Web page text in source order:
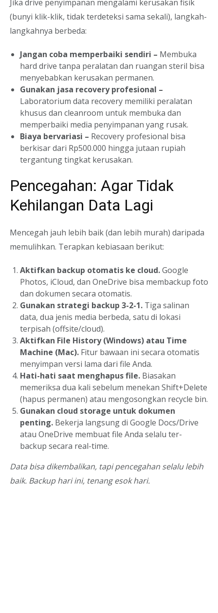
Jika drive penyimpanan mengalami kerusakan fisik
(bunyi klik-klik, tidak terdeteksi sama sekali), langkah-
langkahnya berbeda:
Jangan coba memperbaiki sendiri – Membuka
hard drive tanpa peralatan dan ruangan steril bisa
menyebabkan kerusakan permanen.
Gunakan jasa recovery profesional –
Laboratorium data recovery memiliki peralatan
khusus dan cleanroom untuk membuka dan
memperbaiki media penyimpanan yang rusak.
Biaya bervariasi – Recovery profesional bisa
berkisar dari Rp500.000 hingga jutaan rupiah
tergantung tingkat kerusakan.
Pencegahan: Agar Tidak
Kehilangan Data Lagi
Mencegah jauh lebih baik (dan lebih murah) daripada
memulihkan. Terapkan kebiasaan berikut:
Aktifkan backup otomatis ke cloud.Google
Photos, iCloud, dan OneDrive bisa membackup foto
dan dokumen secara otomatis.
Gunakan strategi backup 3-2-1. Tiga salinan
data, dua jenis media berbeda, satu di lokasi
terpisah (offsite/cloud).
Aktifkan File History (Windows) atau Time
Machine (Mac). Fitur bawaan ini secara otomatis
menyimpan versi lama dari file Anda.
Hati-hati saat menghapus file. Biasakan
memeriksa dua kali sebelum menekan Shift+Delete
(hapus permanen) atau mengosongkan recycle bin.
Gunakan cloud storage untuk dokumen
penting. Bekerja langsung di Google Docs/Drive
atau OneDrive membuat file Anda selalu ter-
backup secara real-time.
Data bisa dikembalikan, tapi pencegahan selalu lebih
baik. Backup hari ini, tenang esok hari.